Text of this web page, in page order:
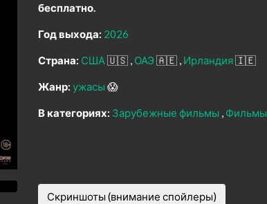
бесплатно.
Год выхода: 2026
Страна: США🇺🇸 ОАЭ 🇦🇪 Ирландия🇮🇪
Жанр: ужасы 😱
В категориях: Зарубежные фильмы Фильмы
Скриншоты (внимание спойлеры)